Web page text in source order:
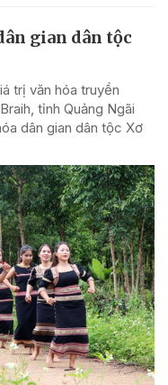
gian dân tộc
trị văn hóa truyền
tỉnh Quảng Ngãi
dân gian dân tộc Xơ